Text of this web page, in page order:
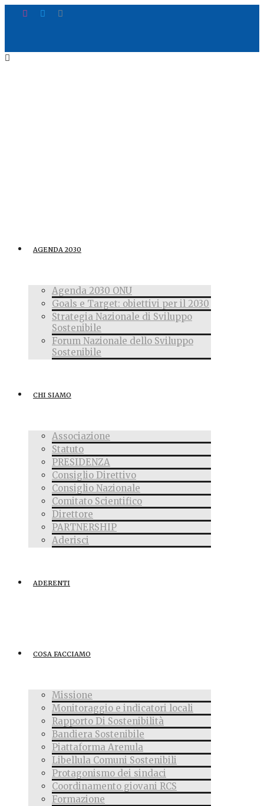
AGENDA 2030
Agenda 2030 ONU
Goals e Target: obiettivi per il 2030
Strategia Nazionale di Sviluppo
Sostenibile
Forum Nazionale dello Sviluppo
Sostenibile
CHI SIAMO
Associazione
Statuto
PRESIDENZA
Consiglio Direttivo
Consiglio Nazionale
Comitato Scientifico
Direttore
PARTNERSHIP
Aderisci
ADERENTI
COSA FACCIAMO
Missione
Monitoraggio e indicatori locali
Rapporto Di Sostenibilità
Bandiera Sostenibile
Piattaforma Arenula
Libellula Comuni Sostenibili
Protagonismo dei sindaci
Coordinamento giovani RCS
Formazione